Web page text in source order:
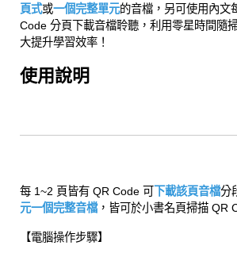
頁式或一個完整單元的音檔，另可使用內文
Code 分頁下載音檔聆聽，利用零星時間隨
大提升學習效率！
使用說明
每 1~2 頁皆有 QR Code 可 下載該頁音檔分
元一個完整音檔，皆可於小書名頁掃描 QR
【電腦操作步驟】